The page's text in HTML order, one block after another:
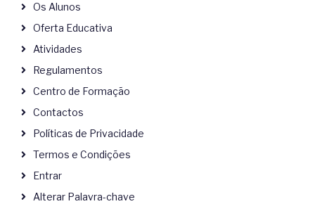
Os Alunos
Oferta Educativa
Atividades
Regulamentos
Centro de Formação
Contactos
Políticas de Privacidade
Termos e Condições
Entrar
Alterar Palavra-chave